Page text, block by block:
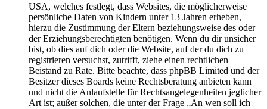
USA, welches festlegt, dass Websites, die möglicherweise
persönliche Daten von Kindern unter 13 Jahren erheben,
hierzu die Zustimmung der Eltern beziehungsweise des oder
der Erziehungsberechtigten benötigen. Wenn du dir unsicher
bist, ob dies auf dich oder die Website, auf der du dich zu
registrieren versuchst, zutrifft, ziehe einen rechtlichen
Beistand zu Rate. Bitte beachte, dass phpBB Limited und der
Besitzer dieses Boards keine Rechtsberatung anbieten kann
und nicht die Anlaufstelle für Rechtsangelegenheiten jeglicher
Art ist; außer solchen, die unter der Frage „An wen soll ich